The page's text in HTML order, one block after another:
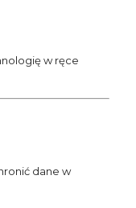
w ręce
dane w